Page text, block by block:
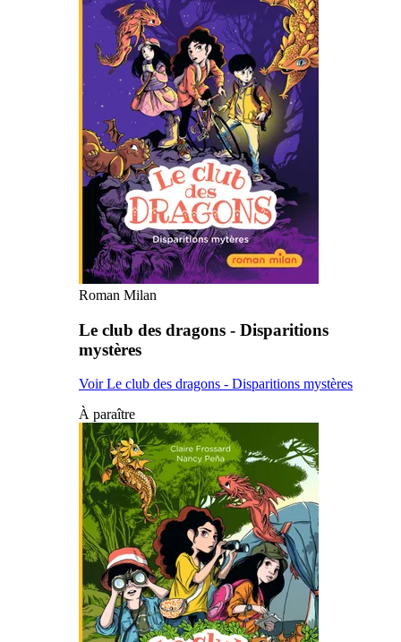
Roman Milan
Le club des dragons - Disparitions
mystères
Voir Le club des dragons - Disparitions mystères
À paraître